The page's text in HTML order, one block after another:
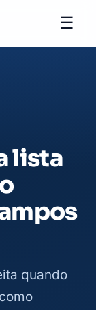
☰
lista
quando